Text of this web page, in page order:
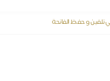
تلقين و حفظ الفاتحة